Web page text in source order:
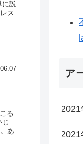
に説
ス
る
じ
あ
ア
2021
2021